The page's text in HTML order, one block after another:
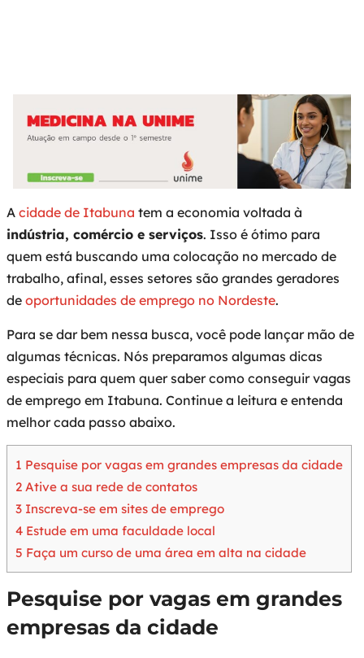
A cidade de Itabuna tem a economia voltada à
indústria, comércio e serviços. Isso é ótimo para
quem está buscando uma colocação no mercado de
trabalho, afinal, esses setores são grandes geradores
de oportunidades de emprego no Nordeste.
Para se dar bem nessa busca, você pode lançar mão de
algumas técnicas. Nós preparamos algumas dicas
especiais para quem quer saber como conseguir vagas
de emprego em Itabuna. Continue a leitura e entenda
melhor cada passo abaixo.
1 Pesquise por vagas em grandes empresas da cidade
2 Ative a sua rede de contatos
3 Inscreva-se em sites de emprego
4 Estude em uma faculdade local
5 Faça um curso de uma área em alta na cidade
Pesquise por vagas em grandes
empresas da cidade